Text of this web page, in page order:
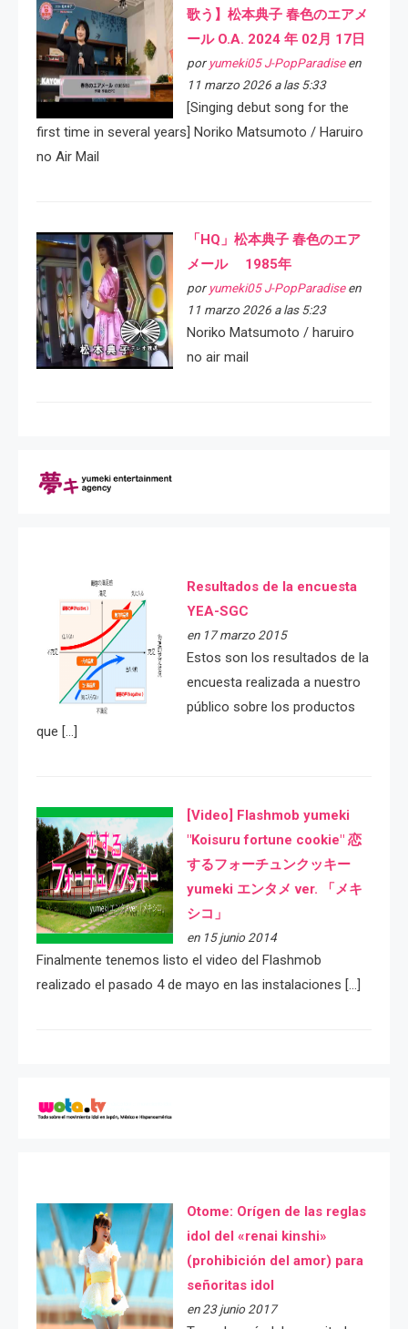
歌う】松本典子 春色のエアメ
ール O.A. 2024 年 02月 17日
por yumeki05 J-PopParadiseen
11 marzo 2026 a las 5:33
[Singing debut song for the
first time in several years] Noriko Matsumoto / Haruiro
no Air Mail
「HQ」松本典子 春色のエア
メール 1985年
por yumeki05 J-PopParadiseen
11 marzo 2026 a las 5:23
Noriko Matsumoto / haruiro
no air mail
Resultados de la encuesta
YEA-SGC
en 17 marzo 2015
Estos son los resultados de la
encuesta realizada a nuestro
público sobre los productos
que […]
[Video] Flashmob yumeki
"Koisuru fortune cookie" 恋
するフォーチュンクッキー
yumeki エンタメ ver. 「メキ
シコ」
en 15 junio 2014
Finalmente tenemos listo el video del Flashmob
realizado el pasado 4 de mayo en las instalaciones […]
Otome: Orígen de las reglas
idol del «renai kinshi»
(prohibición del amor) para
señoritas idol
en 23 junio 2017